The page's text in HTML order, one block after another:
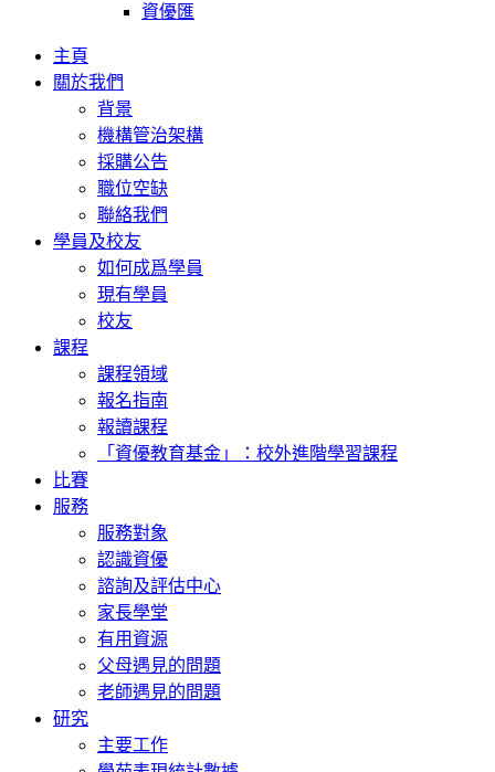
資優匯
主頁
關於我們
背景
機構管治架構
採購公告
職位空缺
聯絡我們
學員及校友
如何成爲學員
現有學員
校友
課程
課程領域
報名指南
報讀課程
「資優教育基金」：校外進階學習課程
比賽
服務
服務對象
認識資優
諮詢及評估中心
家長學堂
有用資源
父母遇見的問題
老師遇見的問題
研究
主要工作